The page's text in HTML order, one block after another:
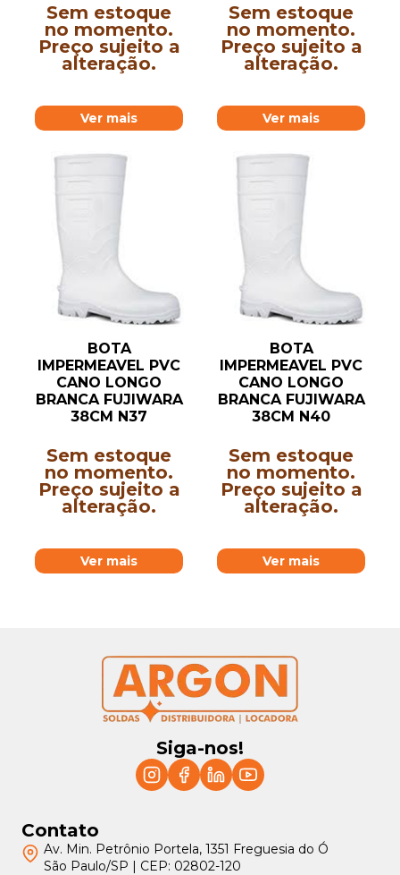
Sem estoque
no momento.
Preço sujeito a
alteração.
Ver mais
Sem estoque
no momento.
Preço sujeito a
alteração.
Ver mais
BOTA
IMPERMEAVEL PVC
CANO LONGO
BRANCA FUJIWARA
38CM N37
Sem estoque
no momento.
Preço sujeito a
alteração.
Ver mais
BOTA
IMPERMEAVEL PVC
CANO LONGO
BRANCA FUJIWARA
38CM N40
Sem estoque
no momento.
Preço sujeito a
alteração.
Ver mais
Siga-nos!
Contato
Av. Min. Petrônio Portela, 1351 Freguesia do Ó
São Paulo/SP | CEP: 02802-120